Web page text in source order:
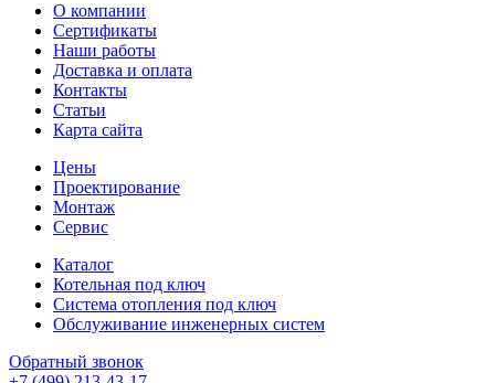
О компании
Сертификаты
Наши работы
Доставка и оплата
Контакты
Статьи
Карта сайта
Цены
Проектирование
Монтаж
Сервис
Каталог
Котельная под ключ
Система отопления под ключ
Обслуживание инженерных систем
Обратный звонок